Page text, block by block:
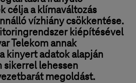
célja a klímaváltozás
vízhiány csökkentése.
kiépítésével
Telekom annak
kinyert adatok alapján
lehessen
megoldást.